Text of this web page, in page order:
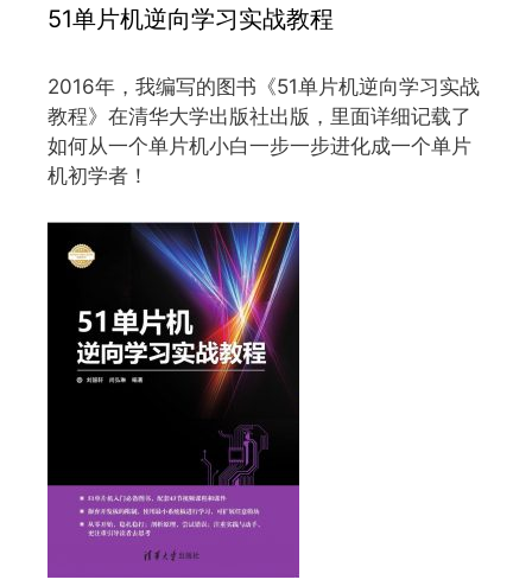
51单片机逆向学习实战教程
2016年，我编写的图书《51单片机逆向学习实战
教程》在清华大学出版社出版，里面详细记载了
如何从一个单片机小白一步一步进化成一个单片
机初学者！